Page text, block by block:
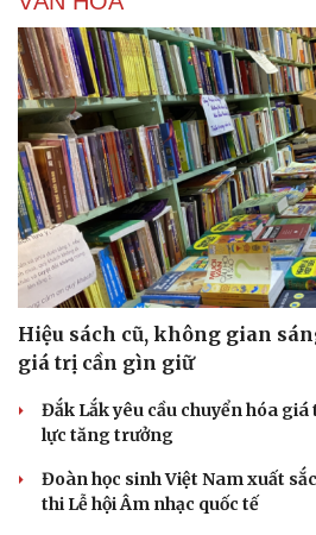
Hiệu sách cũ, không gian
giá trị cần gìn giữ
Đắk Lắk yêu cầu chuyển hóa
lực tăng trưởng
Đoàn học sinh Việt Nam xuất
thi Lễ hội Âm nhạc quốc tế